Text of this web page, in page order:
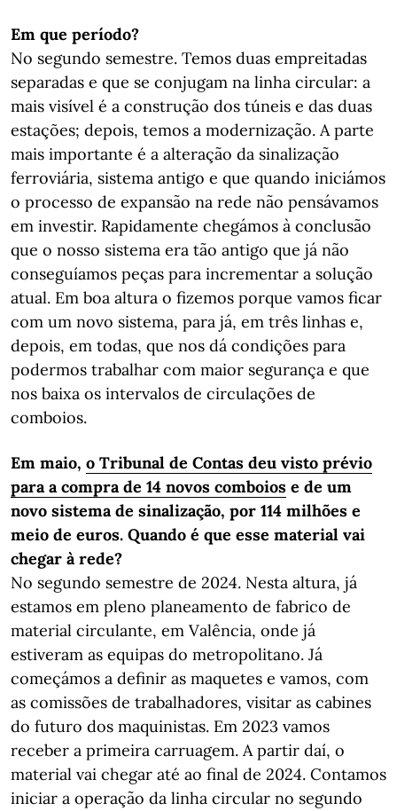
Em que período?
No segundo semestre. Temos duas empreitadas
separadas e que se conjugam na linha circular: a
mais visível é a construção dos túneis e das duas
estações; depois, temos a modernização. A parte
mais importante é a alteração da sinalização
ferroviária, sistema antigo e que quando iniciámos
o processo de expansão na rede não pensávamos
em investir. Rapidamente chegámos à conclusão
que o nosso sistema era tão antigo que já não
conseguíamos peças para incrementar a solução
atual. Em boa altura o fizemos porque vamos ficar
com um novo sistema, para já, em três linhas e,
depois, em todas, que nos dá condições para
podermos trabalhar com maior segurança e que
nos baixa os intervalos de circulações de
comboios.
Em maio, o Tribunal de Contas deu visto prévio
para a compra de 14 novos comboios e de um
novo sistema de sinalização, por 114 milhões e
meio de euros. Quando é que esse material vai
chegar à rede?
No segundo semestre de 2024. Nesta altura, já
estamos em pleno planeamento de fabrico de
material circulante, em Valência, onde já
estiveram as equipas do metropolitano. Já
começámos a definir as maquetes e vamos, com
as comissões de trabalhadores, visitar as cabines
do futuro dos maquinistas. Em 2023 vamos
receber a primeira carruagem. A partir daí, o
material vai chegar até ao final de 2024. Contamos
iniciar a operação da linha circular no segundo